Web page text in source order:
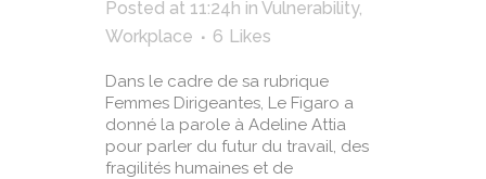
Posted at 11:24h in Vulnerability,
Workplace
6 Likes
Dans le cadre de sa rubrique
Femmes Dirigeantes, Le Figaro a
donné la parole à Adeline Attia
pour parler du futur du travail, des
fragilités humaines et de